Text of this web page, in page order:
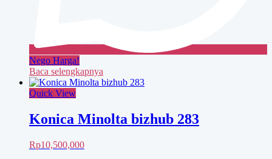
Nego Harga!
Baca selengkapnya
Quick View
Konica Minolta bizhub 283
Rp10,500,000